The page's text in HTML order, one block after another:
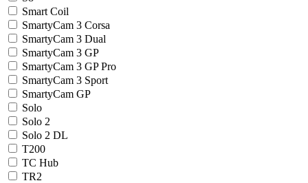
Smart Coil
SmartyCam 3 Corsa
SmartyCam 3 Dual
SmartyCam 3 GP
SmartyCam 3 GP Pro
SmartyCam 3 Sport
SmartyCam GP
Solo
Solo 2
Solo 2 DL
T200
TC Hub
TR2